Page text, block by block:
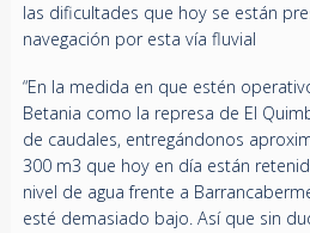
las dificultades que hoy se están
navegación por esta vía fluvial
“En la medida en que estén
Betania como la represa de El
de caudales, entregándonos
300 m3 que hoy en día están
nivel de agua frente a
esté demasiado bajo. Así que sin